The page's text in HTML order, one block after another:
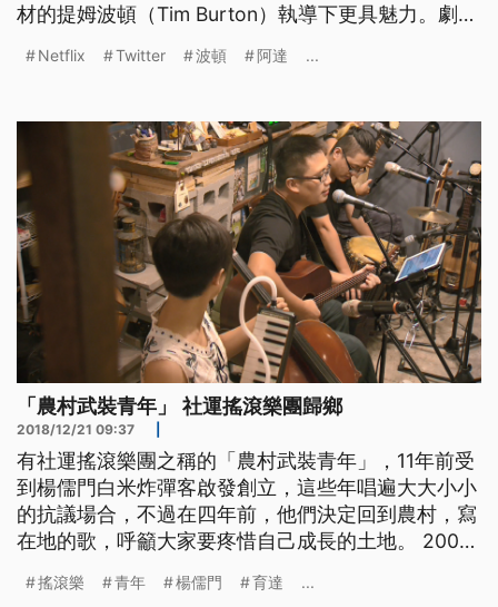
材的提姆波頓（Tim Burton）執導下更具魅力。劇中
具挑戰。
Netflix Twitter 波頓 阿達 ...
「農村武裝青年」 社運搖滾樂團歸鄉
2018/12/21 09:37
有社運搖滾樂團之稱的「農村武裝青年」，11年前受
到楊儒門白米炸彈客啟發創立，這些年唱遍大大小小
的抗議場合，不過在四年前，他們決定回到農村，寫
在地的歌，呼籲大家要疼惜自己成長的土地。 2007
年，創團之初不只在抗議現場為弱勢、為民眾發聲，
搖滾樂 青年 楊儒門 育達 ...